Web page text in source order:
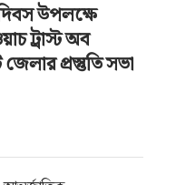
দিবস উপলক্ষে
ট্রাস্ট অব
প্রস্তুতি সভা